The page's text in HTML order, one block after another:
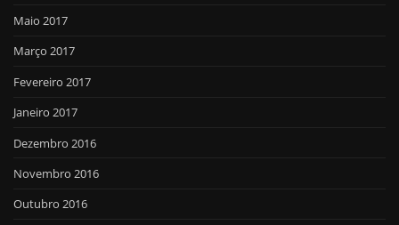
Maio 2017
Março 2017
Fevereiro 2017
Janeiro 2017
Dezembro 2016
Novembro 2016
Outubro 2016